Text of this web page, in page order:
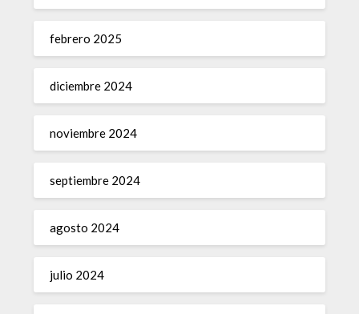
febrero 2025
diciembre 2024
noviembre 2024
septiembre 2024
agosto 2024
julio 2024